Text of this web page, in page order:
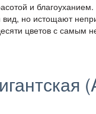
и
но истощают
цветов с самым